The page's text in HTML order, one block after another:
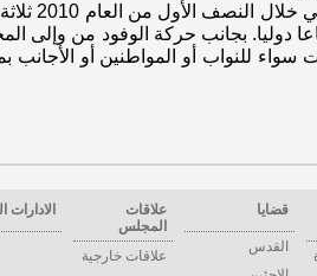
في ثمانية عشر (18) اجتماعا دوليا. بجانب
سواء للنواب أو المواطنين أو
قضايا
القدس
علاقات
المجلس
علاقات خارجية
الادارات